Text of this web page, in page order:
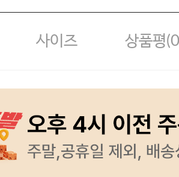
사이즈 상품평(0